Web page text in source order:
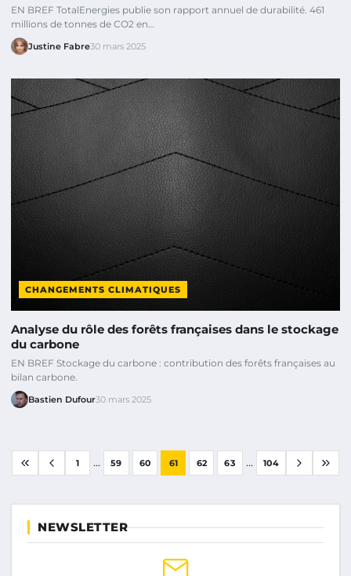
EN BREF TotalEnergies publie son rapport annuel de durabilité. 461
millions de tonnes de CO2 en…
Justine Fabre30 mars 2025
CHANGEMENTS CLIMATIQUES
Analyse du rôle des forêts françaises dans le stockage
du carbone
EN BREF Stockage du carbone : contribution des forêts françaises au
bilan carbone.
Bastien Dufour30 mars 2025
1 ... 59 60 61 62 63 ... 104
NEWSLETTER